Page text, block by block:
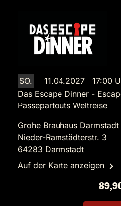
SO.
11.04.2027 17:00
Das Escape Dinner -
Passepartouts Weltreise
Grohe Brauhaus Darmstadt
Nieder-Ramstädterstr. 3
64283 Darmstadt
Auf der Karte anzeigen